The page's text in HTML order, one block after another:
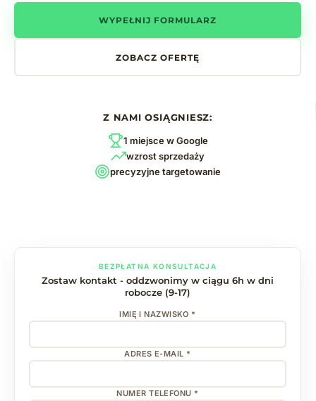
WYPEŁNIJ FORMULARZ
ZOBACZ OFERTĘ
Z NAMI OSIĄGNIESZ:
1 miejsce w Google
wzrost sprzedaży
precyzyjne targetowanie
BEZPŁATNA KONSULTACJA
Zostaw kontakt - oddzwonimy w ciągu 6h w dni
robocze (9-17)
IMIĘ I NAZWISKO *
ADRES E-MAIL *
NUMER TELEFONU *